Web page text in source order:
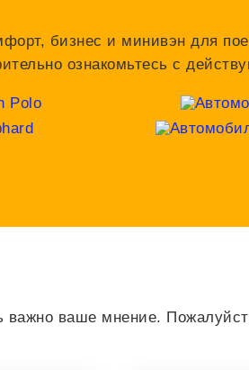
бизнес и минивэн для
ознакомьтесь с
ваше мнение.